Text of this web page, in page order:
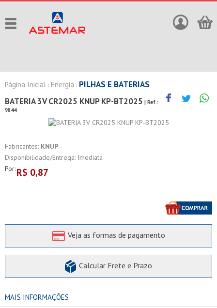
Página Inicial : Energia : PILHAS E BATERIAS
BATERIA 3V CR2025 KNUP KP-BT2025 | Ref.:
9844
Fabricantes: KNUP
Disponibilidade/Entrega: Imediata
Por:R$ 0,87
Veja as formas de pagamento
Calcular Frete e Prazo
MAIS INFORMAÇÕES